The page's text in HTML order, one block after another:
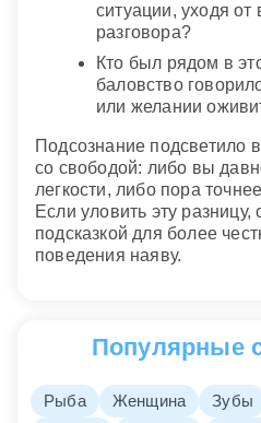
ситуации, уходя
разговора?
Кто был рядом в
баловство
или желании
Подсознание подсветило
со свободой: либо вы
легкости, либо пора
Если уловить эту
подсказкой для более
поведения наяву.
Популярные
Рыба Женщина Зубы